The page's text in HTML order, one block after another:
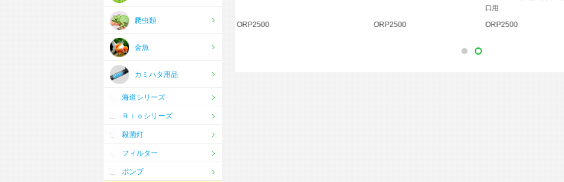
ORP2500 ORP2500 ORP2500 ORP2500
爬虫類
金魚
カミハタ用品
海道シリーズ
Ｒｉｏシリーズ
殺菌灯
フィルター
ポンプ